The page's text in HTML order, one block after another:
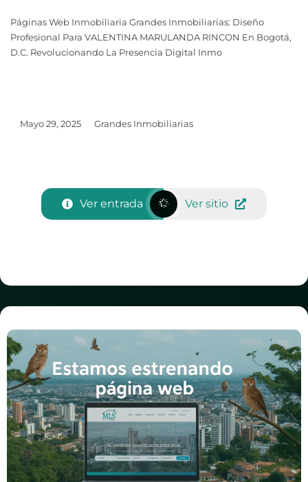
Páginas Web Inmobiliaria Grandes Inmobiliarias: Diseño
Profesional Para VALENTINA MARULANDA RINCON En Bogotá,
D.C. Revolucionando La Presencia Digital Inmo
Mayo 29, 2025 Grandes Inmobiliarias
Ver entrada Ver sitio